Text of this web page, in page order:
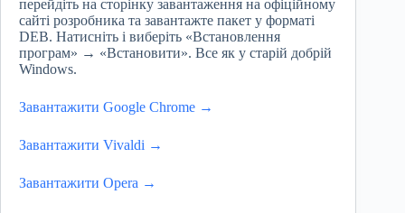
перейдіть на сторінку завантаження на офіційному
сайті розробника та завантажте пакет у форматі
DEB. Натисніть і виберіть «Встановлення
програм» → «Встановити». Все як у старій добрій
Windows.
Завантажити Google Chrome →
Завантажити Vivaldi →
Завантажити Opera →